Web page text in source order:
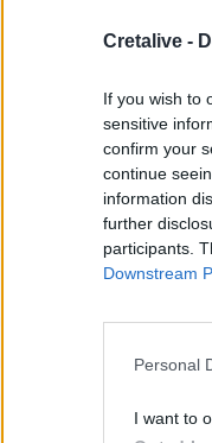
Cretalive -
If you wish to
sensitive
confirm your
continue
information
further
participants.
Downstream
Personal
I want to
ειδήσεις από την
σε Μυλοπόταμο
ραβδίζει τις ελιές
με το Οινοποιείο